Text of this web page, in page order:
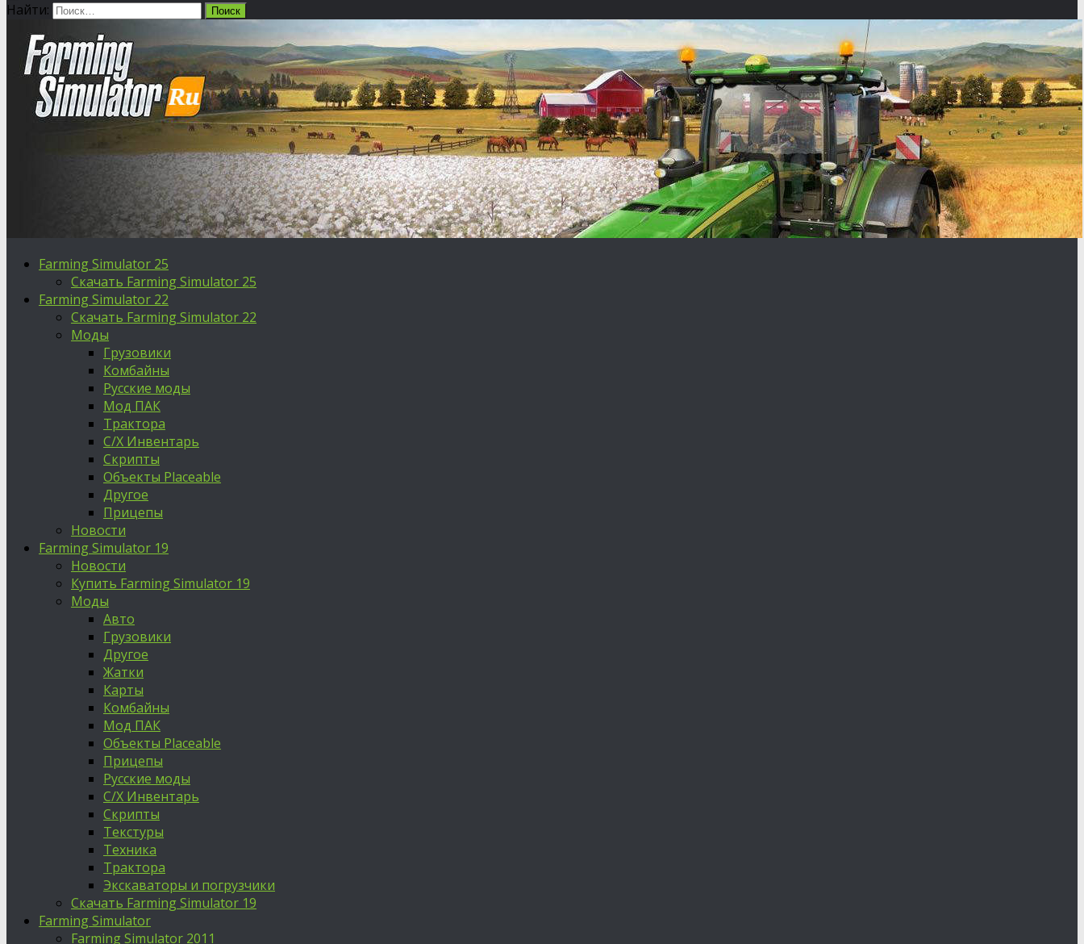
Найти:
Farming Simulator 25
Скачать Farming Simulator 25
Farming Simulator 22
Скачать Farming Simulator 22
Моды
Грузовики
Комбайны
Русские моды
Мод ПАК
Трактора
С/Х Инвентарь
Скрипты
Объекты Placeable
Другое
Прицепы
Новости
Farming Simulator 19
Новости
Купить Farming Simulator 19
Моды
Авто
Грузовики
Другое
Жатки
Карты
Комбайны
Мод ПАК
Объекты Placeable
Прицепы
Русские моды
С/Х Инвентарь
Скрипты
Текстуры
Техника
Трактора
Экскаваторы и погрузчики
Скачать Farming Simulator 19
Farming Simulator
Farming Simulator 2011